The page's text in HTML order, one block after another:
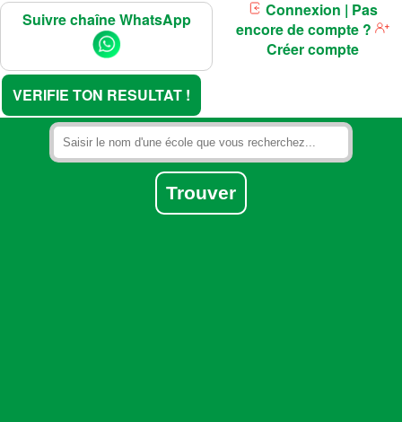
Suivre chaîne WhatsApp
VERIFIE TON RESULTAT !
Connexion | Pas
encore de compte ?
Créer compte